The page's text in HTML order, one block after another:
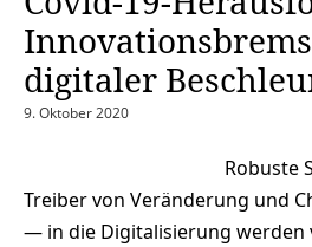
digitaler
9. Oktober 2020
Robuste
Treiber von Veränderung und
— in die Digitalisierung werden